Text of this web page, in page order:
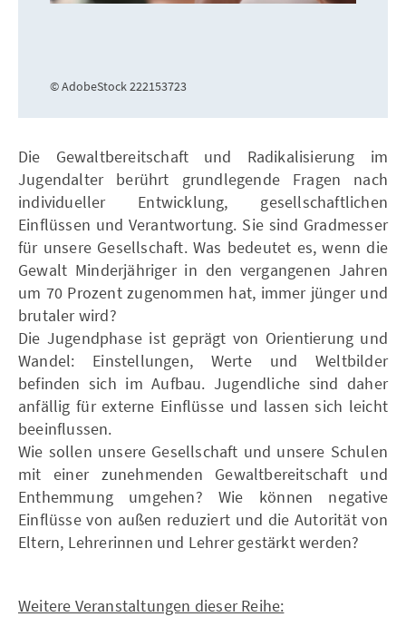
© AdobeStock 222153723
Die Gewaltbereitschaft und Radikalisierung im
Jugendalter berührt grundlegende Fragen nach
individueller Entwicklung, gesellschaftlichen
Einflüssen und Verantwortung. Sie sind Gradmesser
für unsere Gesellschaft. Was bedeutet es, wenn die
Gewalt Minderjähriger in den vergangenen Jahren
um 70 Prozent zugenommen hat, immer jünger und
brutaler wird?
Die Jugendphase ist geprägt von Orientierung und
Wandel: Einstellungen, Werte und Weltbilder
befinden sich im Aufbau. Jugendliche sind daher
anfällig für externe Einflüsse und lassen sich leicht
beeinflussen.
Wie sollen unsere Gesellschaft und unsere Schulen
mit einer zunehmenden Gewaltbereitschaft und
Enthemmung umgehen? Wie können negative
Einflüsse von außen reduziert und die Autorität von
Eltern, Lehrerinnen und Lehrer gestärkt werden?
Weitere Veranstaltungen dieser Reihe: